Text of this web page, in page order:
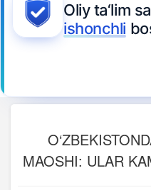
Oliy ta‘lim
ishonchli
MAOSHI: ULAR